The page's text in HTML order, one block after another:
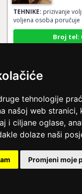
tehnologije
našoj web stranici,
i ciljane oglase,
dolaze naši
Promjeni moje
TEHNIKE:prizivanje
voljena osoba poručuje
Broj tel:
tel:0,93€ -
TEHNIKE:ljubav, brak,
predviđanja i savjeti,
pogled u budućnost
Broj tel:
tel:0,93€ -